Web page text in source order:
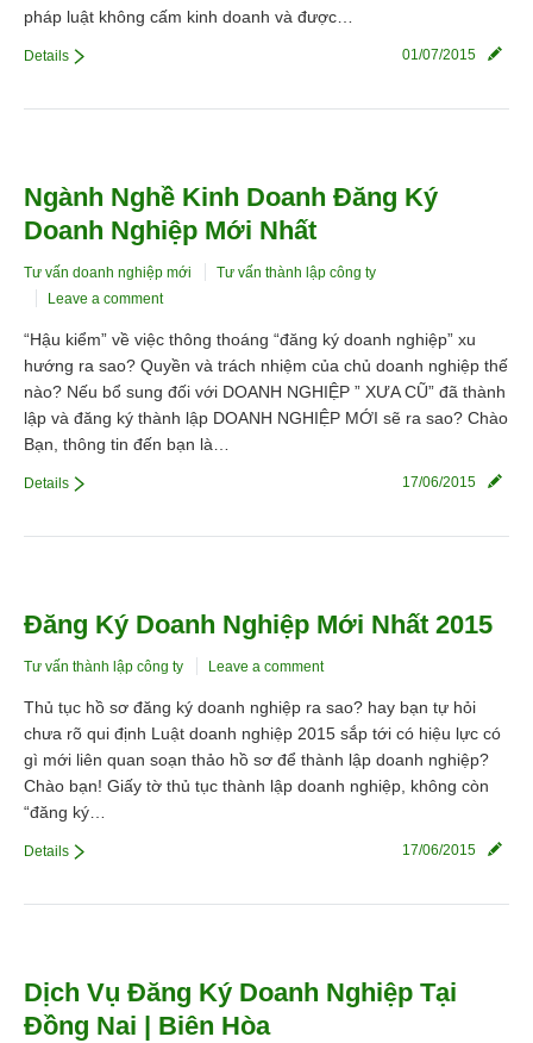
pháp luật không cấm kinh doanh và được…
01/07/2015
Details
Ngành Nghề Kinh Doanh Đăng Ký
Doanh Nghiệp Mới Nhất
Tư vấn doanh nghiệp mới
Tư vấn thành lập công ty
Leave a comment
“Hậu kiểm” về việc thông thoáng “đăng ký doanh nghiệp” xu
hướng ra sao? Quyền và trách nhiệm của chủ doanh nghiệp thế
nào? Nếu bổ sung đối với DOANH NGHIỆP ” XƯA CŨ” đã thành
lập và đăng ký thành lập DOANH NGHIỆP MỚI sẽ ra sao? Chào
Bạn, thông tin đến bạn là…
17/06/2015
Details
Đăng Ký Doanh Nghiệp Mới Nhất 2015
Tư vấn thành lập công ty Leave a comment
Thủ tục hồ sơ đăng ký doanh nghiệp ra sao? hay bạn tự hỏi
chưa rõ qui định Luật doanh nghiệp 2015 sắp tới có hiệu lực có
gì mới liên quan soạn thảo hồ sơ để thành lập doanh nghiệp?
Chào bạn! Giấy tờ thủ tục thành lập doanh nghiệp, không còn
“đăng ký…
17/06/2015
Details
Dịch Vụ Đăng Ký Doanh Nghiệp Tại
Đồng Nai | Biên Hòa